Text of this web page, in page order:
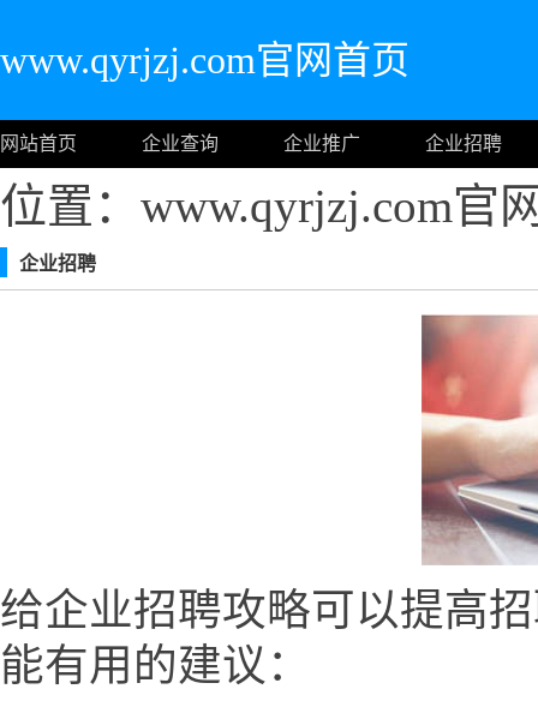
www.qyrjzj.com官网首页
网站首页 企业查询 企业推广 企业招聘
位置：www.qyrjzj.com官
企业招聘
给企业招聘攻略可以提高
能有用的建议：